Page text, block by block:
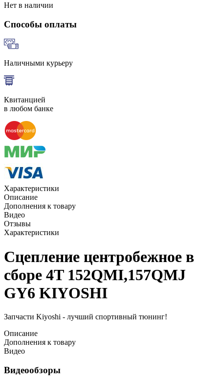
Нет в наличии
Способы оплаты
Наличными курьеру
Квитанцией
в любом банке
Характеристики
Описание
Дополнения к товару
Видео
Отзывы
Характеристики
Сцепление центробежное в
сборе 4T 152QMI,157QMJ
GY6 KIYOSHI
Запчасти Kiyoshi - лучший спортивный тюнинг!
Описание
Дополнения к товару
Видео
Видеообзоры